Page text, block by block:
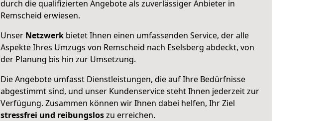
durch die qualifizierten Angebote als zuverlässiger Anbieter in
Remscheid erwiesen.
Unser Netzwerk bietet Ihnen einen umfassenden Service, der alle
Aspekte Ihres Umzugs von Remscheid nach Eselsberg abdeckt, von
der Planung bis hin zur Umsetzung.
Die Angebote umfasst Dienstleistungen, die auf Ihre Bedürfnisse
abgestimmt sind, und unser Kundenservice steht Ihnen jederzeit zur
Verfügung. Zusammen können wir Ihnen dabei helfen, Ihr Ziel
stressfrei und reibungsloszu erreichen.